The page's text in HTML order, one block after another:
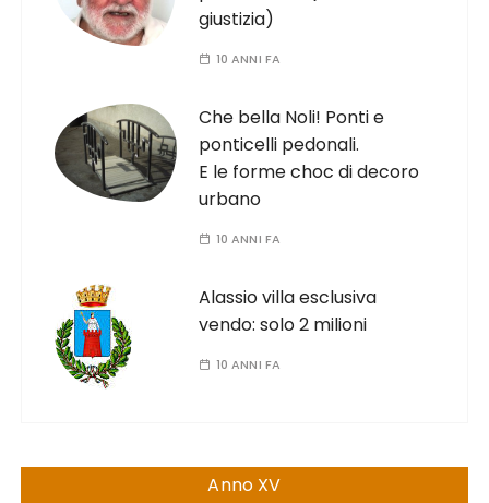
giustizia)
10 ANNI FA
Che bella Noli! Ponti e
ponticelli pedonali.
E le forme choc di decoro
urbano
10 ANNI FA
Alassio villa esclusiva
vendo: solo 2 milioni
10 ANNI FA
Anno XV